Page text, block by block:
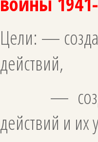
Цели: —
действий,
—
действий и их